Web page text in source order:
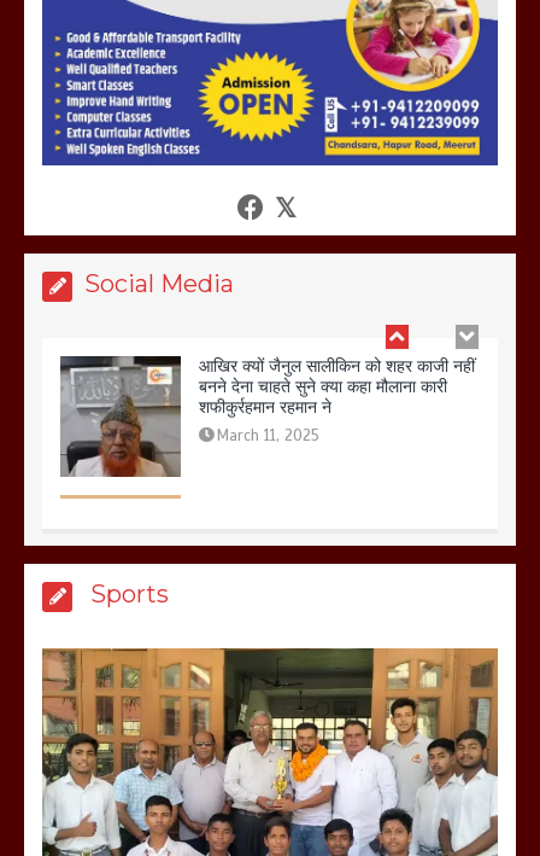
Social Media
March 11, 2025
आखिर क्यों जैनुल सालीकिन को शहर काजी नहीं
शफीकुर्रहमान रहमान ने
बिजली विभाग से परेशान होकर बागपत में एक संत
ने सरकार को दी आमरण अनशन की चेतावनी
March 8, 2025
March 6, 2025
होलिका रखने पर लात मार कर होलिका को किया
तहस नहस,मोहल्ले वालों के साथ की गई गाली
गलोच ,कहा अगर रखी गई होली तो होगा खून
खराबा,
Sports